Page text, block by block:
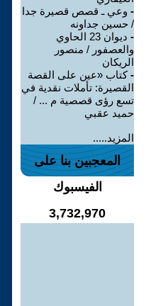
- وعي ـ قصص قصيرة جدا
/ حسين جداونه
-
ديوان 23 الحاوي
والعصفور / منصور
الريكان
-كتاب «عين على القصة
القصيرة: تأملات نقدية في
تسع رؤى قصصية م ... /
حميد عقبي
المزيد.....
المعجبين بنا على
الفيسبوك
3,732,970